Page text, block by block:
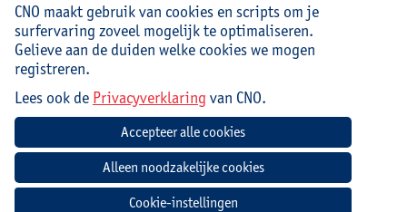
Begeleiding
Professional Media Group is de uitgeverij van het
vakblad Schrijnwerk. Het Vademecum Hout werd
ontwikkeld in samenspraak met Woodwize en de
scholenkoepels. Het Vademecum Elektriciteit werd
ontwikkeld in samenspraak met Volta en de
scholenkoepels.
Lesgever: Jeroen Seynaeve
CNO maakt gebruik van cookies en scripts om je
surfervaring zoveel mogelijk te optimaliseren.
Gelieve aan de duiden welke cookies we mogen
registreren.
Lees ook de Privacyverklaring van CNO.
Cookie-instellingen